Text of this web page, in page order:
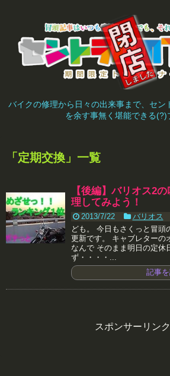
バイクの修理から日々の出来事まで、セン
を余す事無く堪能できる(?)
「 定期交換 」 一覧
【後編】バリオス2
理してみよう！
2013/7/22
バリオス
ども。 今日もさくっと冒頭
更新です。 キャブレターの
なんで そのまま明日の定休
ず・・・・...
記事
スポンサーリンク